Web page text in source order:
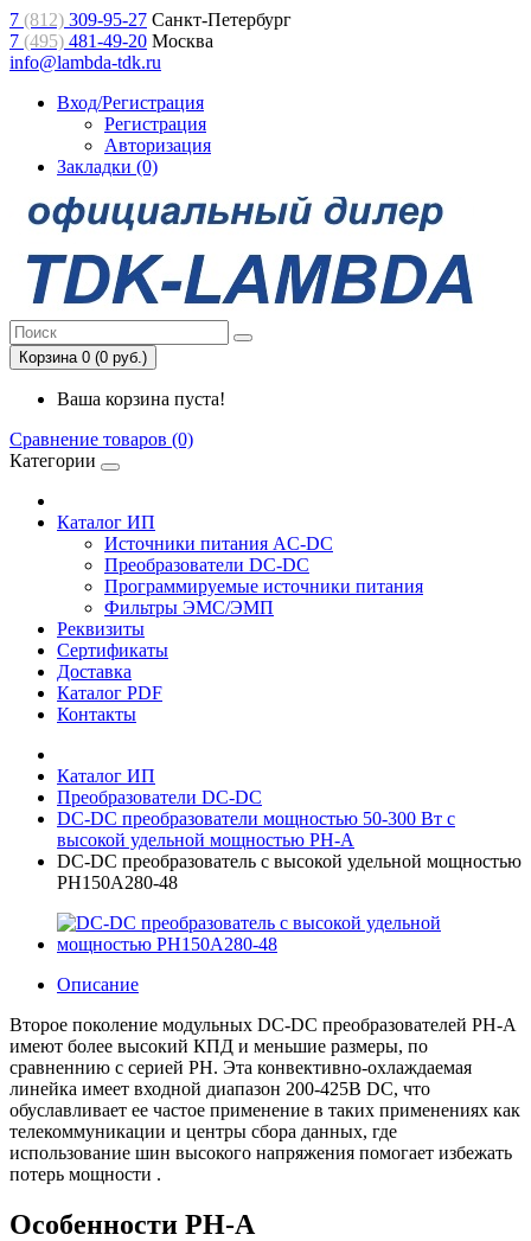
7 (812) 309-95-27 Санкт-Петербург
7 (495) 481-49-20 Москва
info@lambda-tdk.ru
Вход/Регистрация
Регистрация
Авторизация
Закладки (0)
Корзина 0 (0 руб.)
Ваша корзина пуста!
Сравнение товаров (0)
Категории
Каталог ИП
Источники питания AC-DC
Преобразователи DC-DC
Программируемые источники питания
Фильтры ЭМС/ЭМП
Реквизиты
Сертификаты
Доставка
Каталог PDF
Контакты
Каталог ИП
Преобразователи DC-DC
DC-DC преобразователи мощностью 50-300 Вт с
высокой удельной мощностью PH-A
DC-DC преобразователь с высокой удельной мощностью
PH150A280-48
Описание
Второе поколение модульных DС-DC преобразователей PH-A
имеют более высокий КПД и меньшие размеры, по
сравненнию с серией PH. Эта конвективно-охлаждаемая
линейка имеет входной диапазон 200-425В DC, что
обуславливает ее частое применение в таких применениях как
телекоммуникации и центры сбора данных, где
использование шин высокого напряжения помогает избежать
потерь мощности .
Особенности PH-A